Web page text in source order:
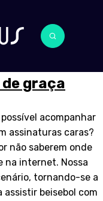
graça
acompanhar
assinaturas caras?
não saberem onde
na internet. Nossa
tornando-se a
beisebol com